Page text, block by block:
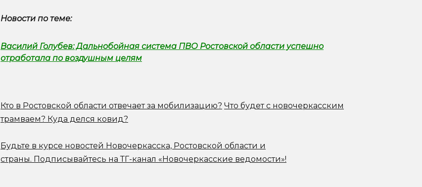
Новости по теме:
Василий Голубев: Дальнобойная система ПВО Ростовской области успешно
отработала по воздушным целям
Кто в Ростовской области отвечает за мобилизацию? Что будет с новочеркасским
трамваем? Куда делся ковид?
Будьте в курсе новостей Новочеркасска, Ростовской области и
страны. Подписывайтесь на ТГ-канал «Новочеркасские ведомости»!